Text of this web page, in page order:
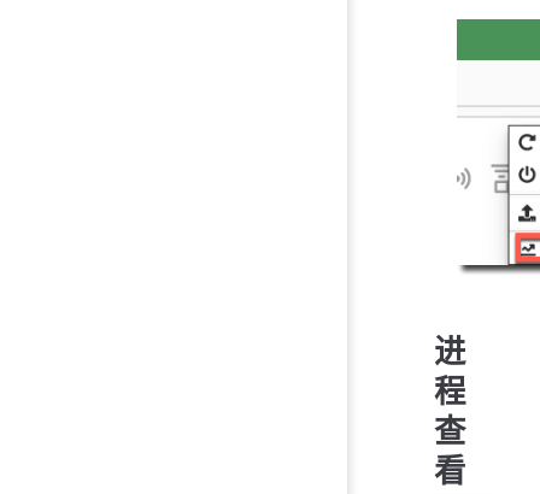
进
程
查
看